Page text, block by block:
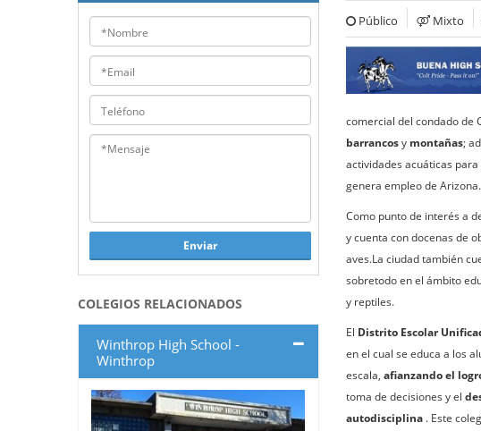
Público Mixto
comercial del condado de
barrancosy montañas;
actividades acuáticas
genera empleo de Arizona.
Como punto de interés a
y cuenta con docenas de
aves.La ciudad también
sobretodo en el ámbito
y reptiles.
El Distrito Escolar
en el cual se educa a los
escala, afianzando el
toma de decisiones y el
autodisciplina . Este
Enviar
COLEGIOS RELACIONADOS
Winthrop High School -
Winthrop